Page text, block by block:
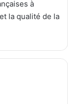
à
la qualité de la